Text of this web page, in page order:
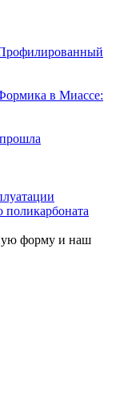
в Миассе:
поликарбоната
форму и наш